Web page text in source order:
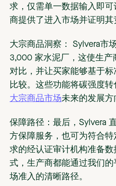
求，仅需单一数据输入即
商提供了进入市场并证明其
大宗商品洞察：
Sylvera市
3,000 家水泥厂，这使生产
对比，并让买家能够基于
比较。这些功能将碳强度
大宗商品市场未来的发展方
保障路径： 最后，Sylvera
方保障服务，也可为符合
求的经认证审计机构准备
式，生产商都能通过我们
场准入的清晰路径。